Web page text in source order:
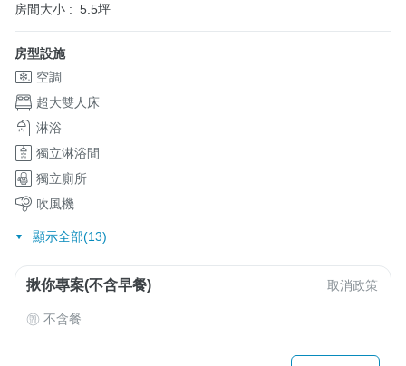
房間大小 : 5.5坪
房型設施
空調
超大雙人床
淋浴
獨立淋浴間
獨立廁所
吹風機
顯示全部(13)
揪你專案(不含早餐) 取消政策
不含餐